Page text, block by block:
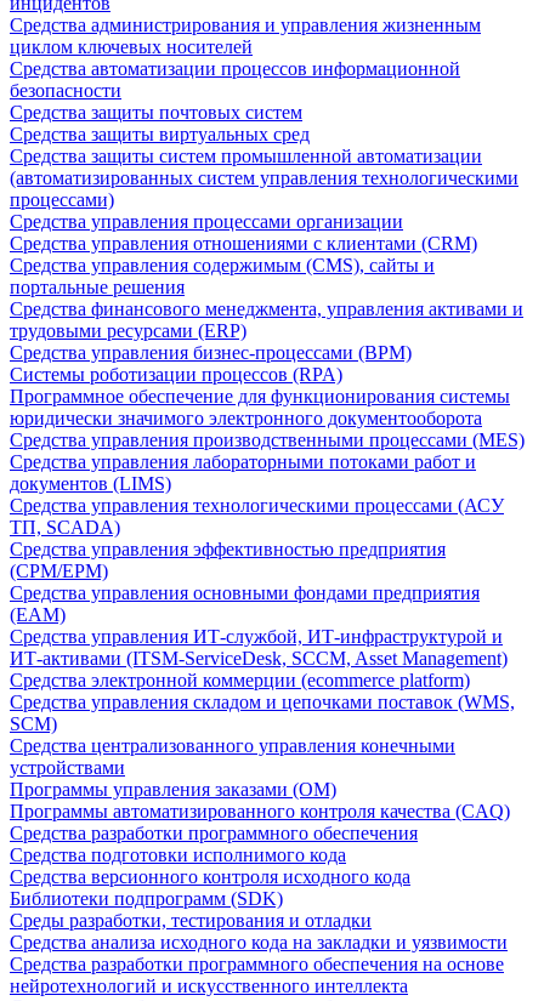
Средства администрирования и управления жизненным
циклом ключевых носителей
Средства автоматизации процессов информационной
безопасности
Средства защиты почтовых систем
Средства защиты виртуальных сред
Средства защиты систем промышленной автоматизации
(автоматизированных систем управления технологическими
процессами)
Средства управления процессами организации
Средства управления отношениями с клиентами (CRM)
Средства управления содержимым (CMS), сайты и
портальные решения
Средства финансового менеджмента, управления активами и
трудовыми ресурсами (ERP)
Средства управления бизнес-процессами (BPM)
Системы роботизации процессов (RPA)
Программное обеспечение для функционирования системы
юридически значимого электронного документооборота
Средства управления производственными процессами (MES)
Средства управления лабораторными потоками работ и
документов (LIMS)
Средства управления технологическими процессами (АСУ
ТП, SCADA)
Средства управления эффективностью предприятия
(CPM/EPM)
Средства управления основными фондами предприятия
(EAM)
Средства управления ИТ-службой, ИТ-инфраструктурой и
ИТ-активами (ITSM-ServiceDesk, SCCM, Asset Management)
Средства электронной коммерции (ecommerce platform)
Средства управления складом и цепочками поставок (WMS,
SCM)
Средства централизованного управления конечными
устройствами
Программы управления заказами (OM)
Программы автоматизированного контроля качества (CAQ)
Средства разработки программного обеспечения
Средства подготовки исполнимого кода
Средства версионного контроля исходного кода
Библиотеки подпрограмм (SDK)
Среды разработки, тестирования и отладки
Средства анализа исходного кода на закладки и уязвимости
Средства разработки программного обеспечения на основе
нейротехнологий и искусственного интеллекта